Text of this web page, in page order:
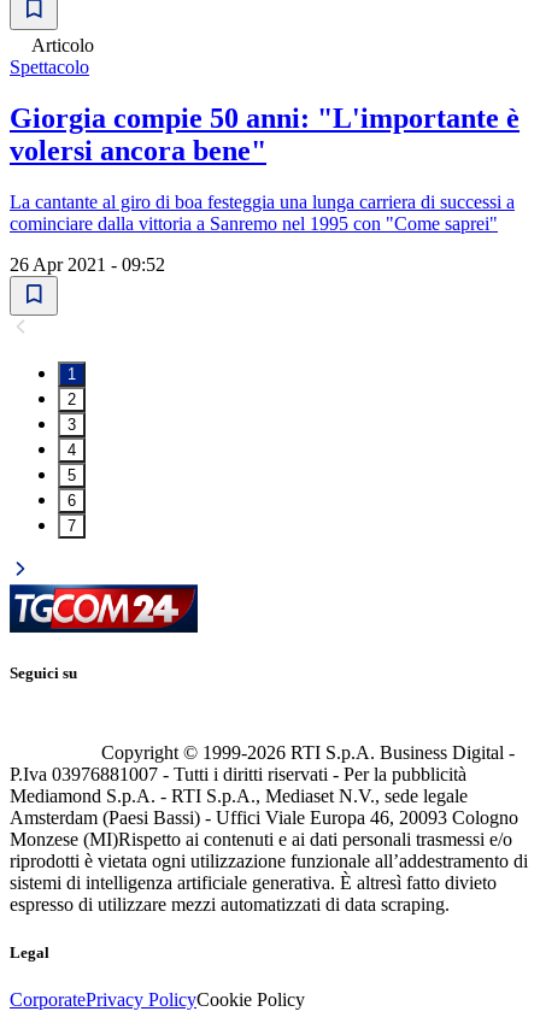
Articolo
Spettacolo
Giorgia compie 50 anni: "L'importante è
volersi ancora bene"
La cantante al giro di boa festeggia una lunga carriera di successi a
cominciare dalla vittoria a Sanremo nel 1995 con "Come saprei"
26 Apr 2021 - 09:52
1
2
3
4
5
6
7
Seguici su
Copyright © 1999-2026 RTI S.p.A. Business Digital -
P.Iva 03976881007 - Tutti i diritti riservati - Per la pubblicità
Mediamond S.p.A. - RTI S.p.A., Mediaset N.V., sede legale
Amsterdam (Paesi Bassi) - Uffici Viale Europa 46, 20093 Cologno
Monzese (MI)Rispetto ai contenuti e ai dati personali trasmessi e/o
riprodotti è vietata ogni utilizzazione funzionale all’addestramento di
sistemi di intelligenza artificiale generativa. È altresì fatto divieto
espresso di utilizzare mezzi automatizzati di data scraping.
Legal
CorporatePrivacy PolicyCookie Policy